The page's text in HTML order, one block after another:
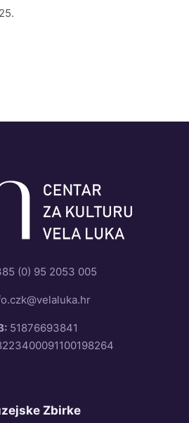
(0) 95 2053 005
51876693841
Zbirke